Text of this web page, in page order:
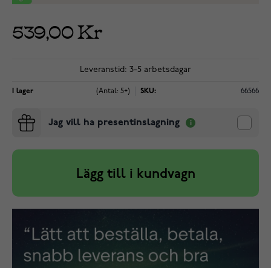
539,00 Kr
Leveranstid: 3-5 arbetsdagar
I lager (Antal: 5+) SKU: 66566
Jag vill ha presentinslagning
Lägg till i kundvagn